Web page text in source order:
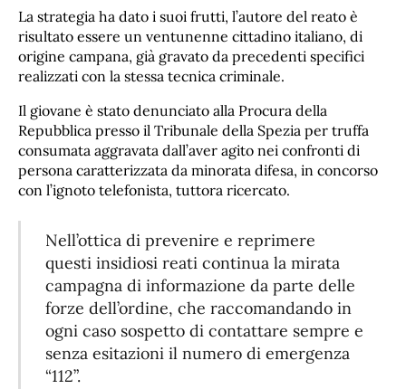
La strategia ha dato i suoi frutti, l’autore del reato è
risultato essere un ventunenne cittadino italiano, di
origine campana, già gravato da precedenti specifici
realizzati con la stessa tecnica criminale.
Il giovane è stato denunciato alla Procura della
Repubblica presso il Tribunale della Spezia per truffa
consumata aggravata dall’aver agito nei confronti di
persona caratterizzata da minorata difesa, in concorso
con l’ignoto telefonista, tuttora ricercato.
Nell’ottica di prevenire e reprimere
questi insidiosi reati continua la mirata
campagna di informazione da parte delle
forze dell’ordine, che raccomandando in
ogni caso sospetto di contattare sempre e
senza esitazioni il numero di emergenza
“112”.